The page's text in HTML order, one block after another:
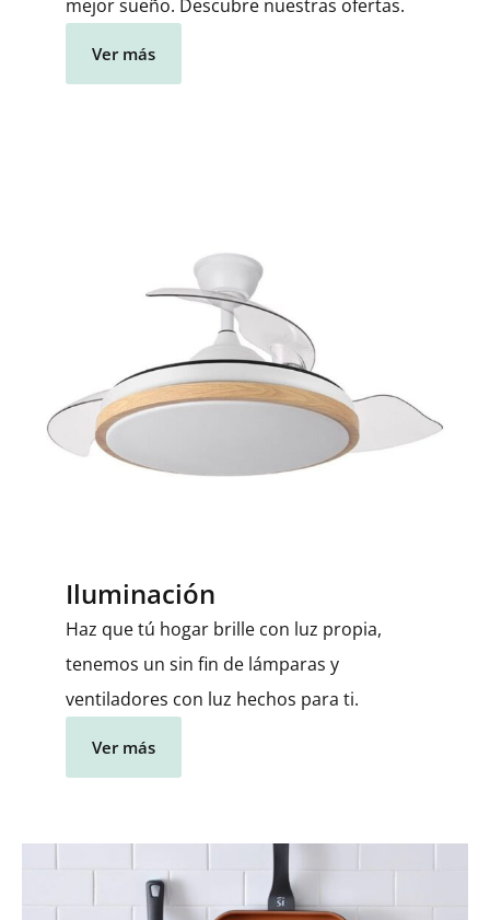
mejor sueño. Descubre nuestras ofertas.
Ver más
Iluminación
Haz que tú hogar brille con luz propia,
tenemos un sin fin de lámparas y
ventiladores con luz hechos para ti.
Ver más